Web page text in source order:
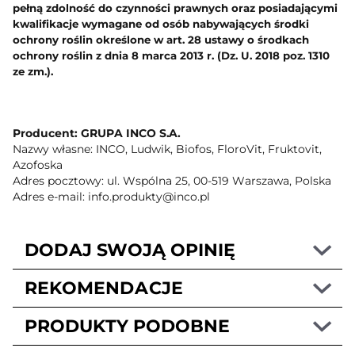
pełną zdolność do czynności prawnych oraz posiadającymi
kwalifikacje wymagane od osób nabywających środki
ochrony roślin określone w art. 28 ustawy o środkach
ochrony roślin z dnia 8 marca 2013 r. (Dz. U. 2018 poz. 1310
ze zm.).
Producent: GRUPA INCO S.A.
Nazwy własne: INCO, Ludwik, Biofos, FloroVit, Fruktovit,
Azofoska
Adres pocztowy: ul. Wspólna 25, 00-519 Warszawa, Polska
Adres e-mail: info.produkty@inco.pl
DODAJ SWOJĄ OPINIĘ
REKOMENDACJE
PRODUKTY PODOBNE